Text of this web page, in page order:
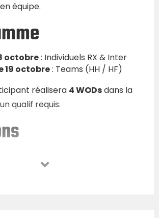
équipe.
octobre: Individuels RX & Inter
19 octobre: Teams (HH / HF)
réalisera 4 WODsdans la
qualif requis.
Inter – 18 places